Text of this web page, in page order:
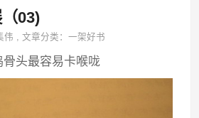
03)
伟 ,文章分类：一架好书
头最容易卡喉咙